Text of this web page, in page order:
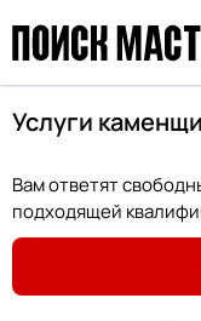
Услуги
Вам ответят
подходящей